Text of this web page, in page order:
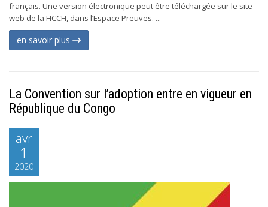
français. Une version électronique peut être téléchargée sur le site
web de la HCCH, dans l’Espace Preuves. ...
en savoir plus
La Convention sur l’adoption entre en vigueur en
République du Congo
avr
1
2020